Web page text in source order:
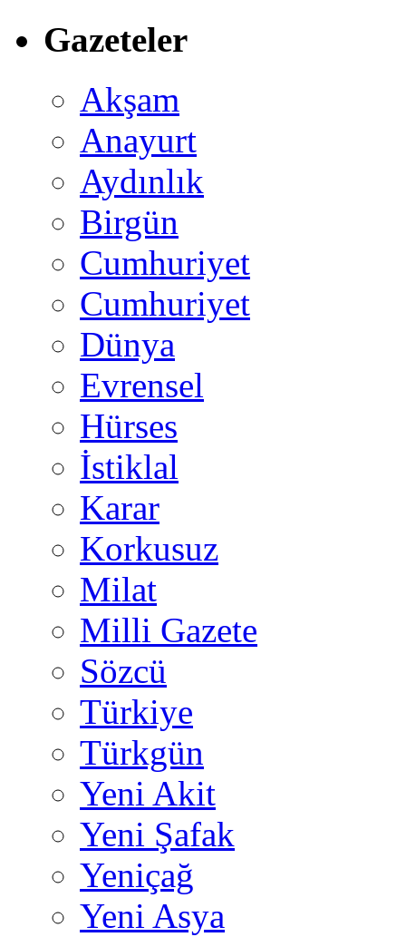
Gazeteler
Akşam
Anayurt
Aydınlık
Birgün
Cumhuriyet
Cumhuriyet
Dünya
Evrensel
Hürses
İstiklal
Karar
Korkusuz
Milat
Milli Gazete
Sözcü
Türkiye
Türkgün
Yeni Akit
Yeni Şafak
Yeniçağ
Yeni Asya